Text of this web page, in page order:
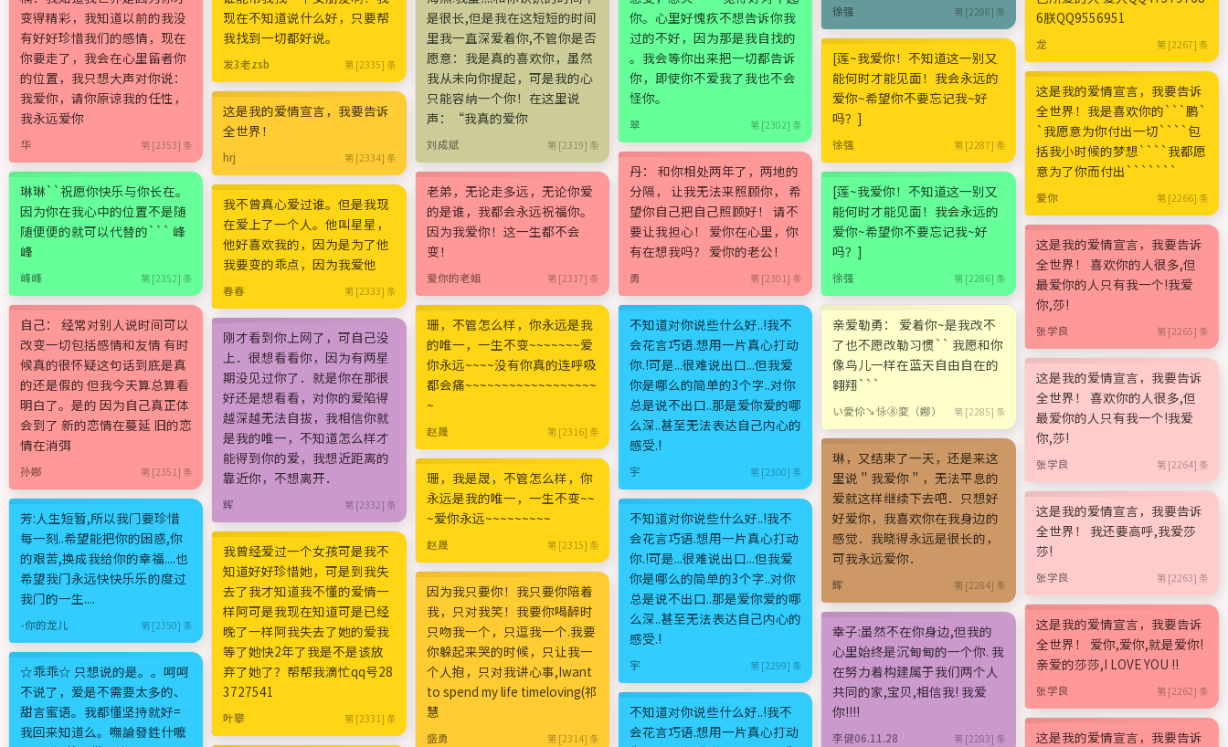
变得精彩，我知道以前的我没
有好好珍惜我们的感情，现在
你要走了，我会在心里留者你
的位置，我只想大声对你说：
我爱你，请你原谅我的任性，
我永远爱你
华 第 [2353] 条
琳琳``祝愿你快乐与你长在。
因为你在我心中的位置不是随
随便便的就可以代替的``` 峰
峰
峰峰 第 [2352] 条
自己： 经常对别人说时间可以
改变一切包括感情和友情 有时
候真的很怀疑这句话到底是真
的还是假的 但我今天算总算看
明白了。是的 因为自己真正体
会到了 新的恋情在蔓延 旧的恋
情在消弭
孙娜 第 [2351] 条
芳:人生短暂,所以我门要珍惜
每一刻..希望能把你的困惑,你
的艰苦,换成我给你的幸福....也
希望我门永远快快乐乐的度过
我门的一生....
-你的龙儿 第 [2350] 条
☆乖乖☆ 只想说的是。。呵呵
不说了，爱是不需要太多的、
甜言蜜语。我都懂坚持就好=
我回来知道么。嘸論發鉎什嚒
现在不知道说什么好，只要帮
我找到一切都好说。
发3老zsb 第 [2335] 条
这是我的爱情宣言，我要告诉
全世界！
hrj 第 [2334] 条
我不曾真心爱过谁。但是我现
在爱上了一个人。他叫星星，
他好喜欢我的，因为是为了他
我要变的乖点，因为我爱他
春春 第 [2333] 条
刚才看到你上网了，可自己没
上．很想看看你，因为有两星
期没见过你了．就是你在那很
好还是想看看，对你的爱陷得
越深越无法自拔，我相信你就
是我的唯一，不知道怎么样才
能得到你的爱，我想近距离的
靠近你，不想离开．
辉 第 [2332] 条
我曾经爱过一个女孩可是我不
知道好好珍惜她，可是到我失
去了我才知道我不懂的爱情一
样阿可是我现在知道可是已经
晚了一样阿我失去了她的爱我
等了她快2年了我是不是该放
弃了她了？帮帮我滴忙qq号28
3727541
叶攀 第 [2331] 条
是很长,但是我在这短短的时间
里我一直深爱着你,不管你是否
愿意：我是真的喜欢你，虽然
我从未向你提起，可是我的心
只能容纳一个你！在这里说
声：“我真的爱你
刘成斌 第 [2319] 条
老弟，无论走多远，无论你爱
的是谁，我都会永远祝福你。
因为我爱你！这一生都不会
变！
爱你的老姐 第 [2317] 条
珊，不管怎么样，你永远是我
的唯一，一生不变~~~~~~~爱
你永远~~~~没有你真的连呼吸
都会痛~~~~~~~~~~~~~~~~~~
~
赵晟 第 [2316] 条
珊，我是晟，不管怎么样，你
永远是我的唯一，一生不变~~
~爱你永远~~~~~~~~~
赵晟 第 [2315] 条
因为我只要你！我只要你陪着
我，只对我笑！我要你喝醉时
只吻我一个，只逗我一个.我要
你躲起来哭的时候，只让我一
个人抱，只对我讲心事,Iwant
to spend my life timeloving(祁
慧
盛勇 第 [2314] 条
你。心里好愧疚不想告诉你我
过的不好，因为那是我自找的
。我会等你出来把一切都告诉
你，即使你不爱我了我也不会
怪你。
翠 第 [2302] 条
丹： 和你相处两年了，两地的
分隔， 让我无法来照顾你， 希
望你自己把自己照顾好！ 请不
要让我担心！ 爱你在心里，你
有在想我吗？ 爱你的老公！
勇 第 [2301] 条
不知道对你说些什么好..!我不
会花言巧语.想用一片真心打动
你.!可是...很难说出口...但我爱
你是哪么的简单的3个字..对你
总是说不出口..那是爱你爱的哪
么深..甚至无法表达自己内心的
感受.!
宇 第 [2300] 条
不知道对你说些什么好..!我不
会花言巧语.想用一片真心打动
你.!可是...很难说出口...但我爱
你是哪么的简单的3个字..对你
总是说不出口..那是爱你爱的哪
么深..甚至无法表达自己内心的
感受.!
宇 第 [2299] 条
不知道对你说些什么好..!我不
会花言巧语.想用一片真心打动
徐强 第 [2288] 条
[莲~我爱你！不知道这一别又
能何时才能见面！我会永远的
爱你~希望你不要忘记我~好
吗？]
徐强 第 [2287] 条
[莲~我爱你！不知道这一别又
能何时才能见面！我会永远的
爱你~希望你不要忘记我~好
吗？]
徐强 第 [2286] 条
亲爱勒勇： 爱着你~是我改不
了也不愿改勒习惯`` 我愿和你
像鸟儿一样在蓝天自由自在的
翱翔```
い愛伱↘怺⑧変（娜） 第 [2285] 条
琳，又结束了一天，还是来这
里说＂我爱你＂，无法平息的
爱就这样继续下去吧．只想好
好爱你，我喜欢你在我身边的
感觉．我晓得永远是很长的，
可我永远爱你．
辉 第 [2284] 条
幸子:虽然不在你身边,但我的
心里始终是沉甸甸的一个你. 我
在努力着构建属于我们两个人
共同的家,宝贝,相信我! 我爱
你!!!!
李健06.11.28 第 [2283] 条
6朕QQ9556951
龙 第 [2267] 条
这是我的爱情宣言，我要告诉
全世界！我是喜欢你的```鹏`
`我愿意为你付出一切````包
括我小时候的梦想````我都愿
意为了你而付出```````
爱你 第 [2266] 条
这是我的爱情宣言，我要告诉
全世界！ 喜欢你的人很多,但
最爱你的人只有我一个!我爱
你,莎!
张学良 第 [2265] 条
这是我的爱情宣言，我要告诉
全世界！ 喜欢你的人很多,但
最爱你的人只有我一个!我爱
你,莎!
张学良 第 [2264] 条
这是我的爱情宣言，我要告诉
全世界！ 我还要高呼,我爱莎
莎!
张学良 第 [2263] 条
这是我的爱情宣言，我要告诉
全世界！ 爱你,爱你,就是爱你!
亲爱的莎莎,I LOVE YOU !!
张学良 第 [2262] 条
这是我的爱情宣言，我要告诉